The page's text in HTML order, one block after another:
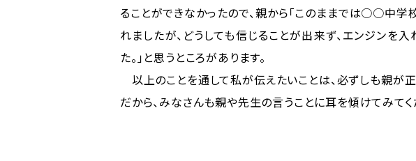
ることができなかったので、親から「このままでは○○中学
れましたが、どうしても信じることが出来ず、エンジンを
た。」と思うところがあります。
以上のことを通して私が伝えたいことは、必ずしも親が
だから、みなさんも親や先生の言うことに耳を傾けてみてく